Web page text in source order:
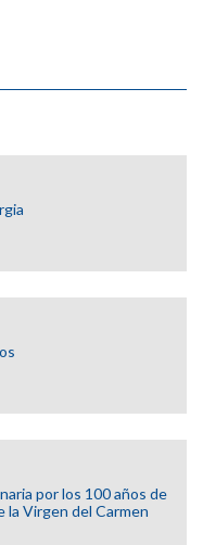
por los 100 años de
la Virgen del Carmen